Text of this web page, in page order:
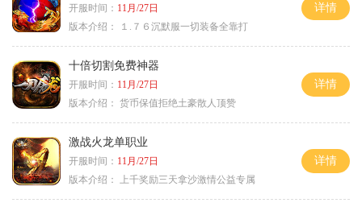
开服时间： 11月/27日
版本介绍：
１.７６沉默服一切装备全靠打
详情
十倍切割免费神器
开服时间： 11月/27日
版本介绍： 货币保值拒绝土豪散人顶赞
详情
激战火龙单职业
开服时间： 11月/27日
版本介绍：
上千奖励三天拿沙激情公益专属
详情